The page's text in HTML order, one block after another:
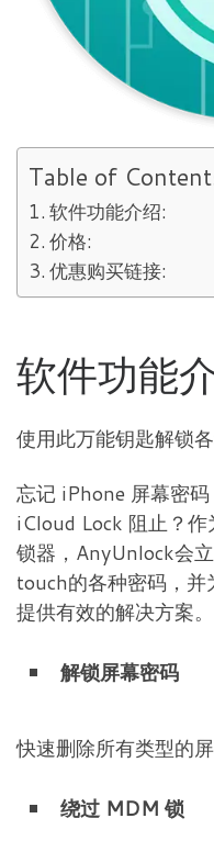
Table of
软件功能介绍:
价格:
优惠购买链接:
软件功能
使用此万能钥匙解锁
忘记 iPhone 屏幕密
iCloud Lock 阻止？
锁器，AnyUnlock会
touch的各种密码，
提供有效的解决方案。
解锁屏幕密码
快速删除所有类型的
绕过 MDM 锁